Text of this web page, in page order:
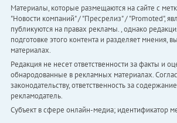
Материалы, которые размещаются на сайте с
"Новости компаний" / "Пресрелиз" / "Promoted",
публикуются на правах рекламы. , однако
подготовке этого контента и разделяет мнения,
материалах.
Редакция не несет ответственности за факты и
обнародованные в рекламных материалах.
законодательству, ответственность за
рекламодатель.
Субъект в сфере онлайн-медиа; идентификатор